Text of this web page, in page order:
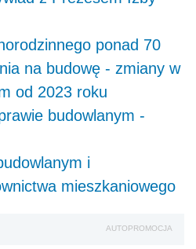
ponad 70
na budowę - zmiany w
od 2023 roku
budowlanym -
i
mieszkaniowego
AUTOPROMOCJA